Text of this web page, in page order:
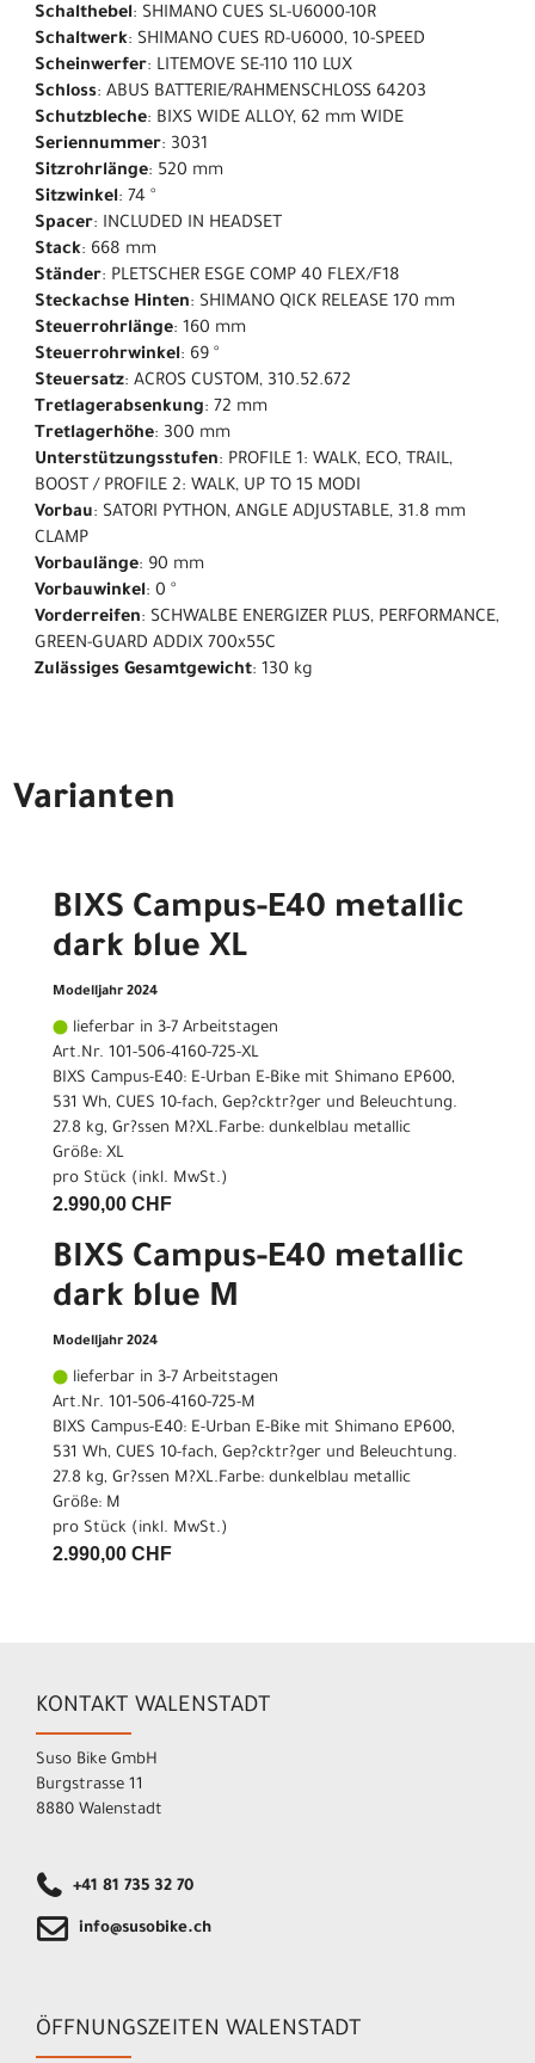
Schalthebel: SHIMANO CUES SL-U6000-10R
Schaltwerk: SHIMANO CUES RD-U6000, 10-SPEED
Scheinwerfer: LITEMOVE SE-110 110 LUX
Schloss: ABUS BATTERIE/RAHMENSCHLOSS 64203
Schutzbleche: BIXS WIDE ALLOY, 62 mm WIDE
Seriennummer: 3031
Sitzrohrlänge: 520 mm
Sitzwinkel: 74 °
Spacer: INCLUDED IN HEADSET
Stack: 668 mm
Ständer: PLETSCHER ESGE COMP 40 FLEX/F18
Steckachse Hinten: SHIMANO QICK RELEASE 170 mm
Steuerrohrlänge: 160 mm
Steuerrohrwinkel: 69 °
Steuersatz: ACROS CUSTOM, 310.52.672
Tretlagerabsenkung: 72 mm
Tretlagerhöhe: 300 mm
Unterstützungsstufen: PROFILE 1: WALK, ECO, TRAIL,
BOOST / PROFILE 2: WALK, UP TO 15 MODI
Vorbau: SATORI PYTHON, ANGLE ADJUSTABLE, 31.8 mm
CLAMP
Vorbaulänge: 90 mm
Vorbauwinkel: 0 °
Vorderreifen: SCHWALBE ENERGIZER PLUS, PERFORMANCE,
GREEN-GUARD ADDIX 700x55C
Zulässiges Gesamtgewicht: 130 kg
Varianten
BIXS Campus-E40 metallic
dark blue XL
Modelljahr 2024
lieferbar in 3-7 Arbeitstagen
Art.Nr. 101-506-4160-725-XL
BIXS Campus-E40: E-Urban E-Bike mit Shimano EP600,
531 Wh, CUES 10-fach, Gep?cktr?ger und Beleuchtung.
27.8 kg, Gr?ssen M?XL.Farbe: dunkelblau metallic
Größe: XL
pro Stück (inkl. MwSt.)
2.990,00 CHF
BIXS Campus-E40 metallic
dark blue M
Modelljahr 2024
lieferbar in 3-7 Arbeitstagen
Art.Nr. 101-506-4160-725-M
BIXS Campus-E40: E-Urban E-Bike mit Shimano EP600,
531 Wh, CUES 10-fach, Gep?cktr?ger und Beleuchtung.
27.8 kg, Gr?ssen M?XL.Farbe: dunkelblau metallic
Größe: M
pro Stück (inkl. MwSt.)
2.990,00 CHF
KONTAKT WALENSTADT
Suso Bike GmbH
Burgstrasse 11
8880 Walenstadt
+41 81 735 32 70
info@susobike.ch
ÖFFNUNGSZEITEN WALENSTADT